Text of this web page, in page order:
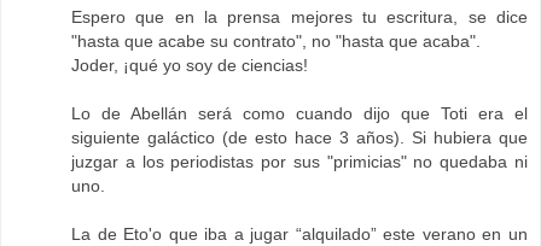
Espero que en la prensa mejores tu escritura, se dice
"hasta que acabe su contrato", no "hasta que acaba".
Joder, ¡qué yo soy de ciencias!
Lo de Abellán será como cuando dijo que Toti era el
siguiente galáctico (de esto hace 3 años). Si hubiera que
juzgar a los periodistas por sus "primicias" no quedaba ni
uno.
La de Eto'o que iba a jugar “alquilado” este verano en un